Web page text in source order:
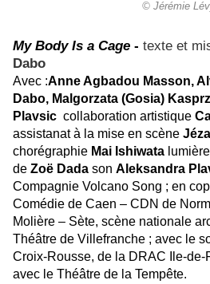
© Jérémie
My Body Is a Cage - texte et
Dabo
Avec :Anne Agbadou Masson,
Dabo, Malgorzata (Gosia)
Plavsic collaboration artistique
assistanat à la mise en scène
chorégraphie Mai Ishiwata
de Zoë Dada son Aleksandra
Compagnie Volcano Song ; en
Comédie de Caen – CDN de
Molière – Sète, scène nationale
Théâtre de Villefranche ; avec le
Croix-Rousse, de la DRAC Ile-de-
avec le Théâtre de la Tempête.